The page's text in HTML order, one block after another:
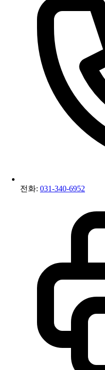
전화: 031-340-6952